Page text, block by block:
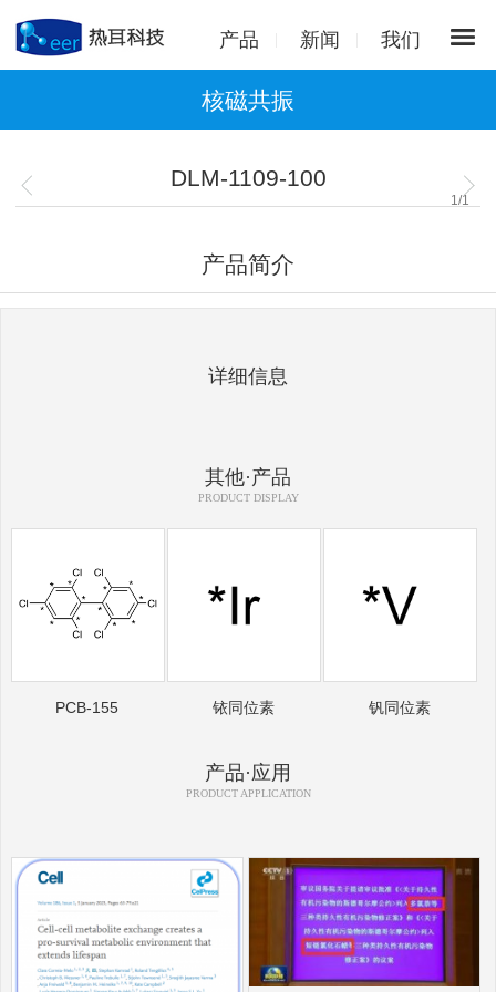
产品 新闻 我们
核磁共振
DLM-1109-100
1 /1
产品简介
详细信息
其他·产品
PRODUCT DISPLAY
PCB-155 铱同位素 钒同位素
产品·应用
PRODUCT APPLICATION